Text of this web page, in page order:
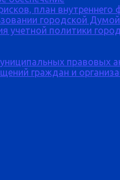
план внутреннего
городской
учетной политики
правовых
граждан и